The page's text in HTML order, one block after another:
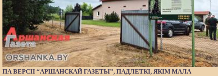
ПА ВЕРСІІ “АРШАНСКАЙ ГАЗЕТЫ”, ПАДЛЕТКІ, ЯКІМ МАЛА